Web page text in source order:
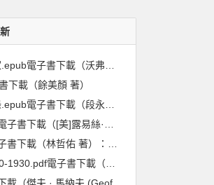
下載（餘美顏 著）